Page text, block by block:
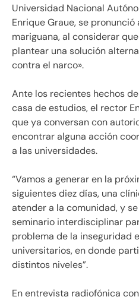
Universidad Nacional
Enrique Graue, se
mariguana, al considerar
plantear una solución
contra el narco».
Ante los recientes hechos
casa de estudios, el rector
que ya conversan con
encontrar alguna acción
a las universidades.
“Vamos a generar en la
siguientes diez días, una
atender a la comunidad, y
seminario interdisciplinar
problema de la inseguridad
universitarios, en donde
distintos niveles”.
En entrevista radiofónica